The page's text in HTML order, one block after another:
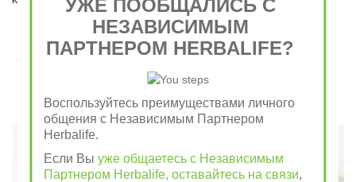
Завтрак съешь сам, обед раздели с другом, ужин
Говорили в древности
УЖЕ ПООБЩАЛИСЬ С
НЕЗАВИСИМЫМ
ПАРТНЕРОМ HERBALIFE?
Воспользуйтесь преимуществами личного
общения с Независимым Партнером
Herbalife.
Если Выуже общаетесь с Независимым
Партнером Herbalife, оставайтесь на связи,